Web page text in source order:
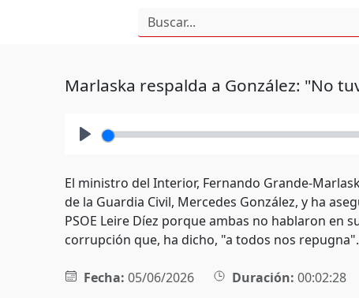
Marlaska respalda a González: "No
El ministro del Interior, Fernando Grande-
de la Guardia Civil, Mercedes González, y ha
PSOE Leire Díez porque ambas no hablaron en
corrupción que, ha dicho, "a todos nos repugna".
Fecha: 05/06/2026 Duración: 00:02:28